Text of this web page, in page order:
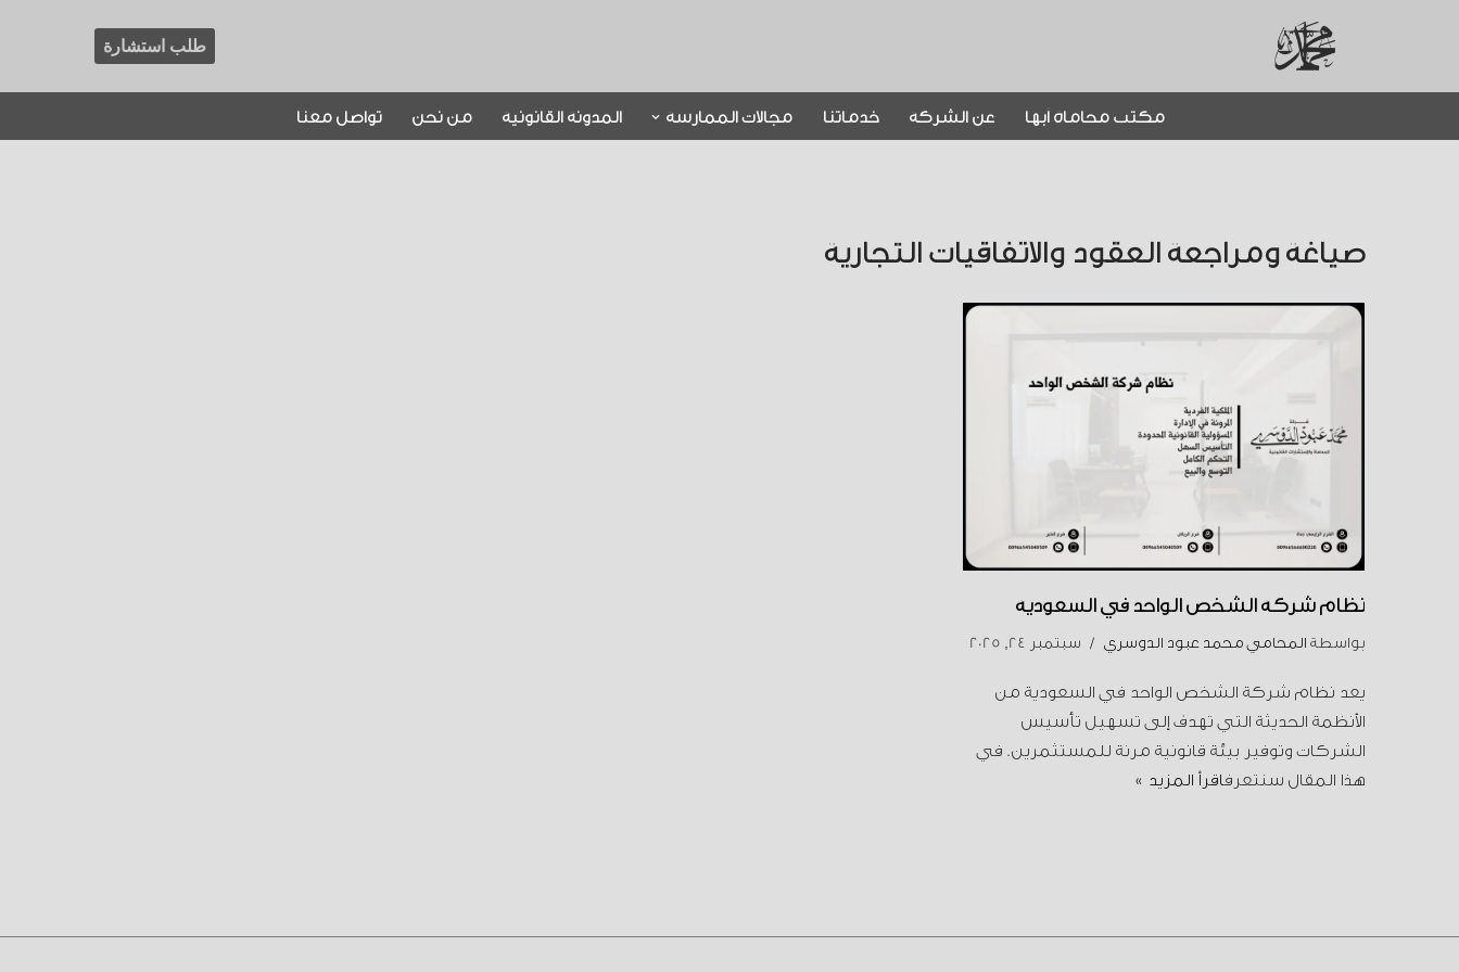
إلى
طلب استشارة
مكتب محاماة أبها عن الشركة خدماتنا مجالات الممارسة المدونة القانونية من نحن تواصل معنا
صياغة ومراجعة العقود والاتفاقيات التجارية
نظام شركة الشخص الواحد في السعودية
بواسطة المحامي محمد عبود الدوسري سبتمبر 24, 2025
يعد نظام شركة الشخص الواحد في السعودية من
الأنظمة الحديثة التي تهدف إلى تسهيل تأسيس
الشركات وتوفير بيئة قانونية مرنة للمستثمرين. في
هذا المقال سنتعرفاقرأ المزيد »